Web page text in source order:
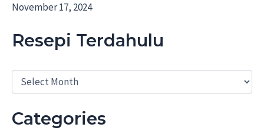
November 17, 2024
Resepi Terdahulu
R
p
Categories